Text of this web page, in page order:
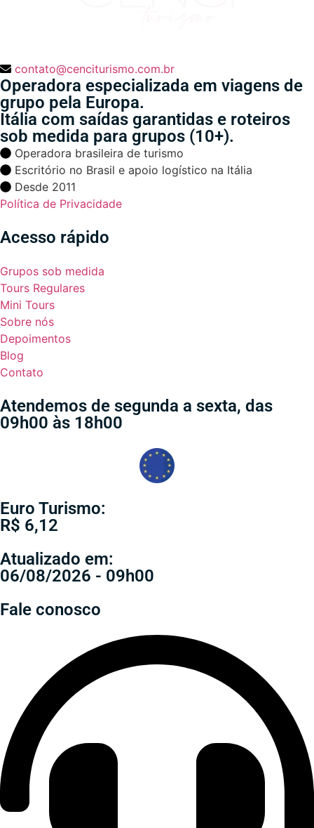
contato@cenciturismo.com.br
Operadora especializada em viagens de
grupo pela Europa.
Itália com saídas garantidas e roteiros
sob medida para grupos (10+).
Operadora brasileira de turismo
Escritório no Brasil e apoio logístico na Itália
Desde 2011
Política de Privacidade
Acesso rápido
Grupos sob medida
Tours Regulares
Mini Tours
Sobre nós
Depoimentos
Blog
Contato
Atendemos de segunda a sexta, das
09h00 às 18h00
Euro Turismo:
R$ 6,12
Atualizado em:
06/08/2026 - 09h00
Fale conosco